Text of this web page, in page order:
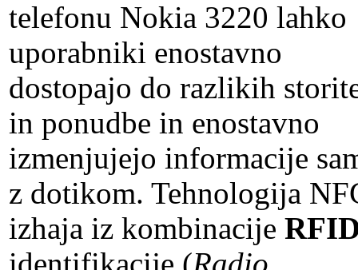
telefonu Nokia 3220 lahko
uporabniki enostavno
dostopajo do razlikih
in ponudbe in enostavno
izmenjujejo informacije
z dotikom. Tehnologija
izhaja iz kombinacije